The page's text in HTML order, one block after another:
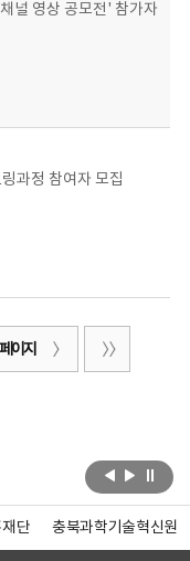
널 영상 공모전' 참가자
과정 참여자 모집
이지
단 충북과학기술혁신원